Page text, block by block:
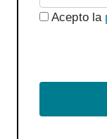
Acepto la